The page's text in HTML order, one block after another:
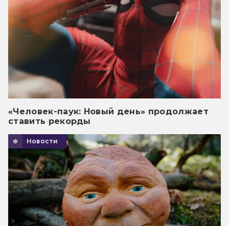
«Человек-паук: Новый день» продолжает
ставить рекорды
Новости